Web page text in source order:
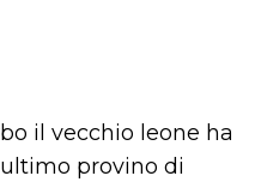
il vecchio leone ha
provino di